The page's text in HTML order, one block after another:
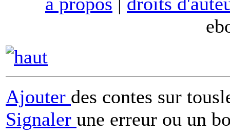
Ajouter des contes sur
Signaler une erreur ou un